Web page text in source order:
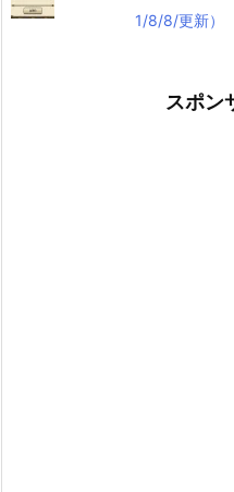
1/8/8/更新）
スポン